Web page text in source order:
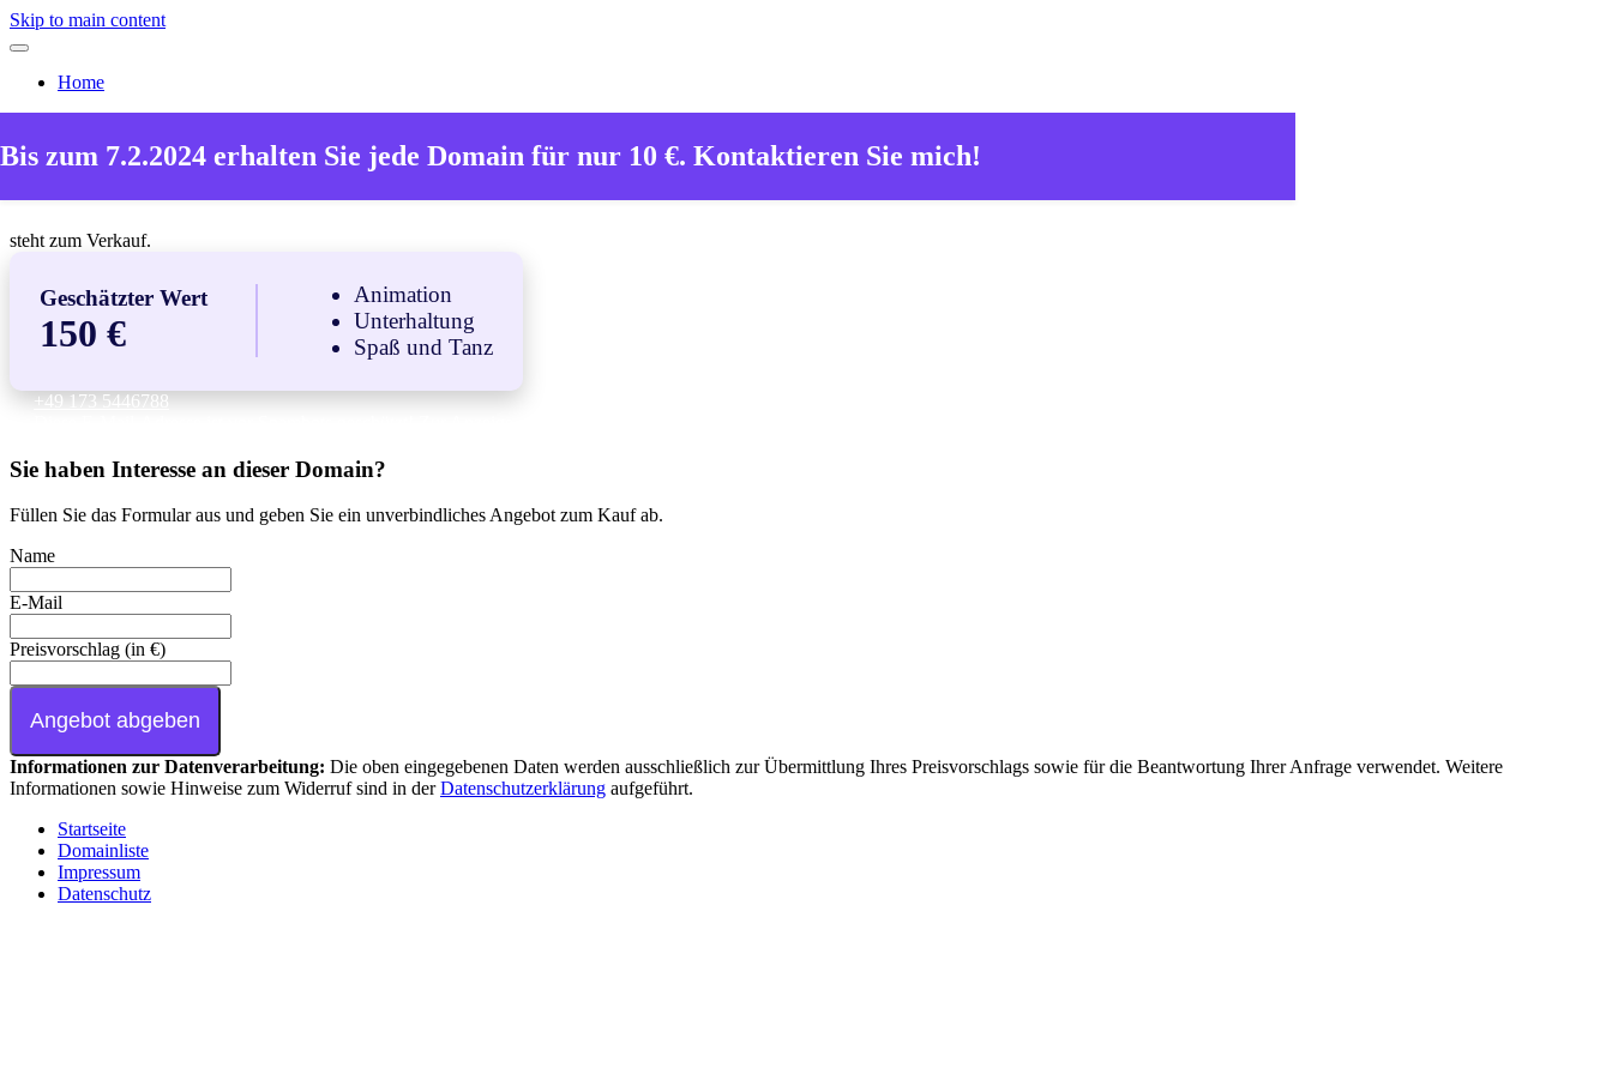
Skip to main content
Home
Bis zum 7.2.2024 erhalten Sie jede Domain für nur 10 €. Kontaktieren Sie mich!
steht zum Verkauf.
Geschätzter Wert
150 €
Animation
Unterhaltung
Spaß und Tanz
+49 173 5446788
Sie haben Interesse an dieser Domain?
Füllen Sie das Formular aus und geben Sie ein unverbindliches Angebot zum Kauf ab.
Name
E-Mail
Preisvorschlag (in €)
Angebot abgeben
Informationen zur Datenverarbeitung: Die oben eingegebenen Daten werden ausschließlich zur Übermittlung Ihres Preisvorschlags sowie für die Beantwortung Ihrer Anfrage verwendet. Weitere
Informationen sowie Hinweise zum Widerruf sind in derDatenschutzerklärung aufgeführt.
Startseite
Domainliste
Impressum
Datenschutz